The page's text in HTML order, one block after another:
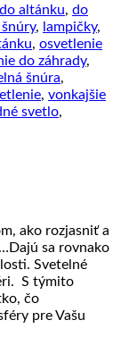
do altánku, do
, lampičky,
, osvetlenie
do záhrady,
šnúra,
, vonkajšie
svetlo,
ako rozjasniť a
sa rovnako
Svetelné
S týmito
čo
pre Vašu